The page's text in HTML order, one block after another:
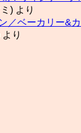
) より
／ベーカリー&
より